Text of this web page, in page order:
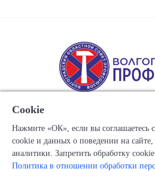
Copyright © 1917-2025 Союз
"Волгоградский областной
Cookie
Нажмите «ОК», если вы соглашаетесь
cookie и данных о поведении на
аналитики. Запретить обработку
Политика в отношении обработки